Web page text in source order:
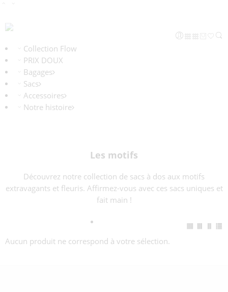
Collection Flow
PRIX DOUX
Bagages
Sacs
Accessoires
Notre histoire
Les motifs
Découvrez notre collection de sacs à dos aux motifs
extravagants et fleuris. Affirmez-vous avec ces sacs uniques et
fait main !
Aucun produit ne correspond à votre sélection.